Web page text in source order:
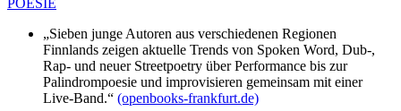
„Sieben junge Autoren aus verschiedenen Regionen
Finnlands zeigen aktuelle Trends von Spoken Word, Dub-,
Rap- und neuer Streetpoetry über Performance bis zur
Palindrompoesie und improvisieren gemeinsam mit einer
Live-Band.“ (openbooks-frankfurt.de)